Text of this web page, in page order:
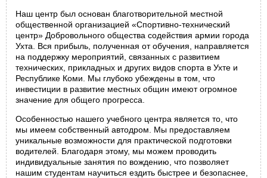
Наш центр был основан благотворительной местной
общественной организацией «Спортивно-технический
центр» Добровольного общества содействия армии города
Ухта. Вся прибыль, полученная от обучения, направляется
на поддержку мероприятий, связанных с развитием
технических, прикладных и других видов спорта в Ухте и
Республике Коми. Мы глубоко убеждены в том, что
инвестиции в развитие местных общин имеют огромное
значение для общего прогресса.
Особенностью нашего учебного центра является то, что
мы имеем собственный автодром. Мы предоставляем
уникальные возможности для практической подготовки
водителей. Благодаря этому, мы можем проводить
индивидуальные занятия по вождению, что позволяет
нашим студентам научиться ездить быстрее и безопаснее,